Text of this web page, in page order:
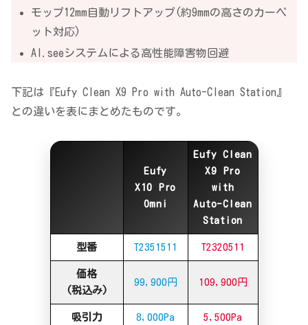
モップ12mm自動リフトアップ(約9mmの高さのカーペ
ット対応)
AI.seeシステムによる高性能障害物回避
下記は『Eufy Clean X9 Pro with Auto-Clean Station』
との違いを表にまとめたものです。
Eufy
X10 Pro
Omni
Eufy Clean
X9 Pro
with
Auto-Clean
Station
型番 T2351511 T2320511
価格
(税込み)
99,900円 109,900円
吸引力 8,000Pa 5,500Pa